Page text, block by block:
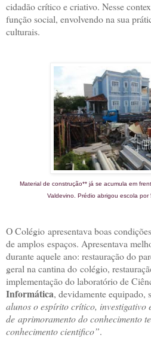
cidadão crítico e criativo. Nesse
função social, envolvendo na sua
culturais.
Material de construção** já se acumula em
Valdevino. Prédio abrigou escola
O Colégio apresentava boas
de amplos espaços. Apresentava
durante aquele ano: restauração do
geral na cantina do colégio,
implementação do laboratório de
Informática, devidamente equipado,
alunos o espírito crítico, investigativo
de aprimoramento do conhecimento
conhecimento cientifico”.